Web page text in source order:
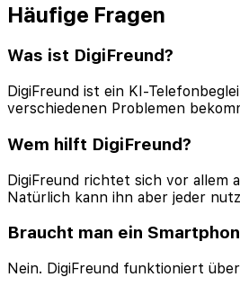
Häufige Fragen
Was ist DigiFreund?
DigiFreund ist ein KI-
verschiedenen Problemen
Wem hilft DigiFreund?
DigiFreund richtet sich vor allem
Natürlich kann ihn aber jeder
Braucht man ein
Nein. DigiFreund funktioniert